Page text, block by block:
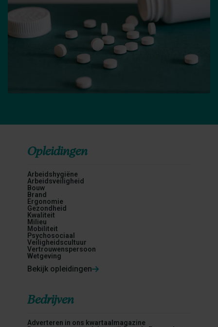
Opleidingen
Arbeidshygiëne
Arbeidsveiligheid
Bouw
Brand
Ergonomie
Gezondheid
Kwaliteit
Milieu
Mobiliteit
Psychosociaal
Veiligheidscultuur
Vertrouwenspersoon
Wetgeving
Bekijk opleidingen
Bedrijven
Adverteren in ons kwartaalmagazine